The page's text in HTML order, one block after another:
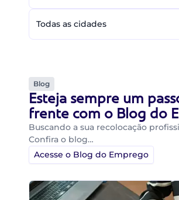
Todas as cidades
Blog
Esteja sempre um
frente com o Blog do
Buscando a sua recolocação
Confira o blog…
Acesse o Blog do Emprego